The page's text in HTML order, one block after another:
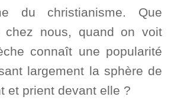
du christianisme. Que
chez nous, quand on voit
connaît une popularité
largement la sphère de
et prient devant elle ?